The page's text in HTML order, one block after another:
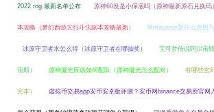
2022 rng 最新名单公布 原神60发是小保底吗（原神最新原石兑换码）
本攻略（梦幻西游五行斗法副本攻略最新） Metaverse是什么意思?
冰原守卫者水怎么得（冰原守卫者在哪抽奖） 宝可梦传说阿尔宙
宙斯） 原神凝光应该如何配队（原神凝光怎么配对） 有哪些玄
完本） 虚拟币交易app安币安卓版评测？安币网binance交易所官网